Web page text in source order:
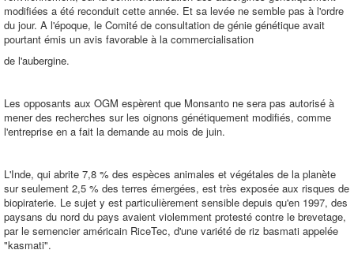
modifiées a été reconduit cette année. Et sa levée ne semble pas à l'ordre
du jour. A l'époque, le Comité de consultation de génie génétique avait
pourtant émis un avis favorable à la commercialisation
de l'aubergine.
Les opposants aux OGM espèrent que Monsanto ne sera pas autorisé à
mener des recherches sur les oignons génétiquement modifiés, comme
l'entreprise en a fait la demande au mois de juin.
L'Inde, qui abrite 7,8 % des espèces animales et végétales de la planète
sur seulement 2,5 % des terres émergées, est très exposée aux risques de
biopiraterie. Le sujet y est particulièrement sensible depuis qu'en 1997, des
paysans du nord du pays avaient violemment protesté contre le brevetage,
par le semencier américain RiceTec, d'une variété de riz basmati appelée
"kasmati".